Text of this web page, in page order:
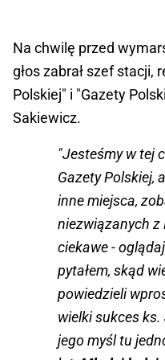
Na chwilę przed
głos zabrał szef stacji,
Polskiej" i "Gazety
Sakiewicz.
"Jesteśmy w tej
Gazety Polskiej,
inne miejsca,
niezwiązanych z
ciekawe -
pytałem, skąd
powiedzieli
wielki sukces
jego myśl tu